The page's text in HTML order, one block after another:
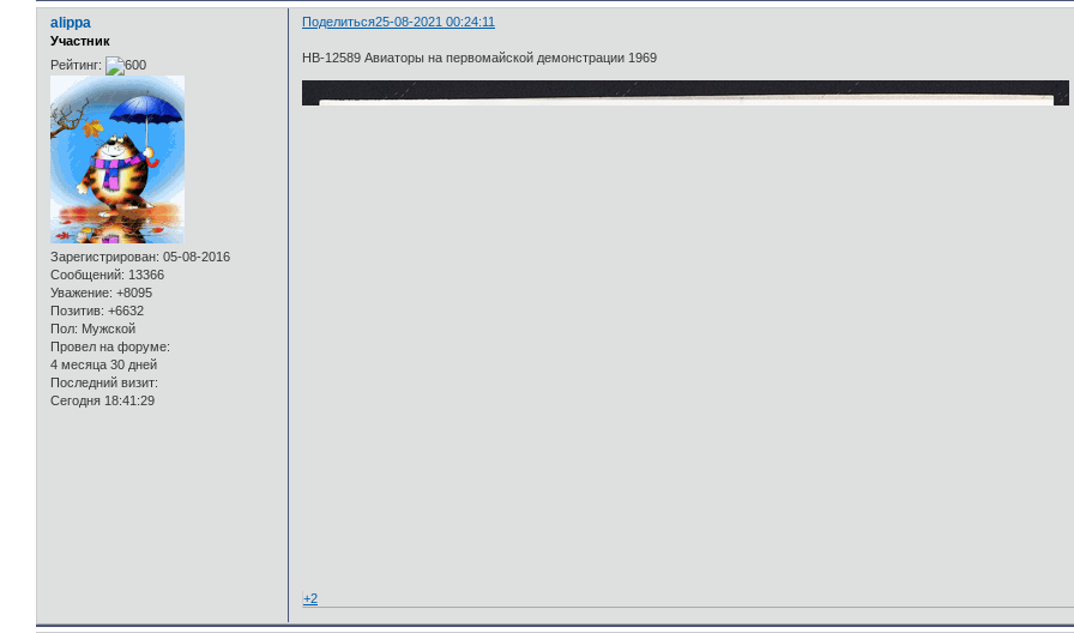
Поделиться25-08-2021 00:24:11
alippa
Участник
Рейтинг:
Зарегистрирован: 05-08-2016
Сообщений: 13366
Уважение: +8095
Позитив: +6632
Пол: Мужской
Провел на форуме:
4 месяца 30 дней
Последний визит:
Сегодня 18:41:29
НВ-12589 Авиаторы на первомайской демонстрации 1969
+2